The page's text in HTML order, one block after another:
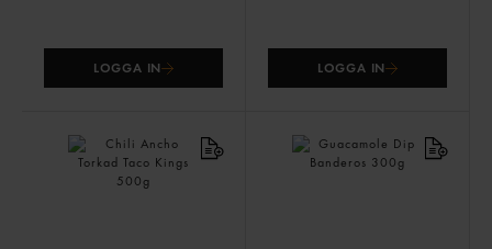
LOGGA IN LOGGA IN